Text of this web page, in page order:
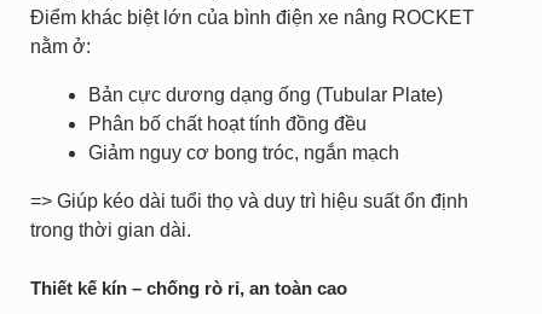
Điểm khác biệt lớn của bình điện xe nâng ROCKET
nằm ở:
Bản cực dương dạng ống (Tubular Plate)
Phân bố chất hoạt tính đồng đều
Giảm nguy cơ bong tróc, ngắn mạch
=> Giúp kéo dài tuổi thọ và duy trì hiệu suất ổn định
trong thời gian dài.
Thiết kế kín – chống rò rỉ, an toàn cao